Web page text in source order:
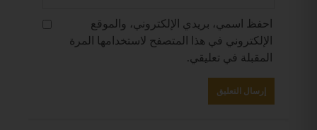
احفظ اسمي، بريدي الإلكتروني، والموقع
الإلكتروني في هذا المتصفح لاستخدامها المرة
المقبلة في تعليقي.